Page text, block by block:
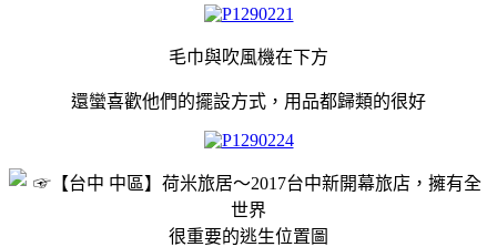
毛巾與吹風機在下方
還蠻喜歡他們的擺設方式，用品都歸類的很好
很重要的逃生位置圖